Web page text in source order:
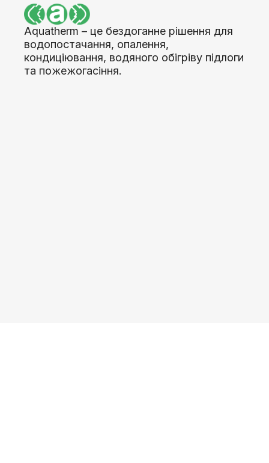
Aquatherm – це бездоганне рішення для
водопостачання, опалення,
кондиціювання, водяного обігріву підлоги
та пожежогасіння.